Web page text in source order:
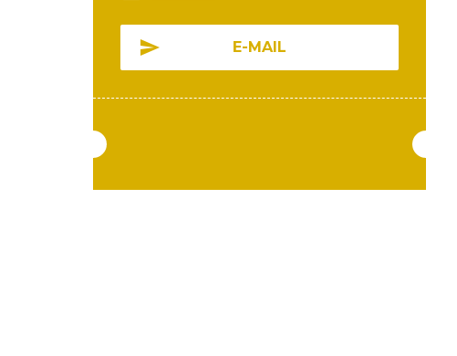
E-MAIL